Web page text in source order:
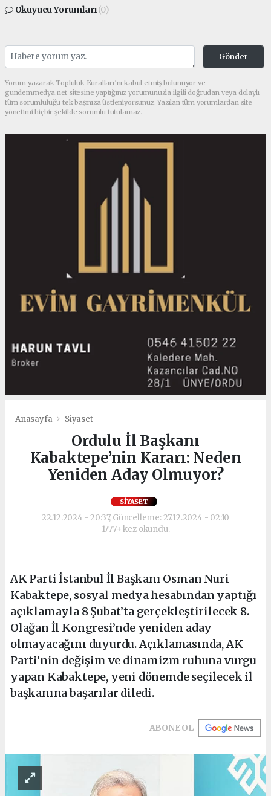
Okuyucu Yorumları(0)
Gönder
Yorum yazarak Topluluk Kuralları’nı kabul etmiş bulunuyor ve
gundemmedya.net sitesine yaptığınız yorumunuzla ilgili doğrudan veya dolaylı
tüm sorumluluğu tek başınıza üstleniyorsunuz. Yazılan tüm yorumlardan site
yönetimi hiçbir şekilde sorumlu tutulamaz.
Anasayfa Siyaset
Ordulu İl Başkanı
Kabaktepe’nin Kararı: Neden
Yeniden Aday Olmuyor?
SIYASET
22.12.2024 - 20:37, Güncelleme: 27.12.2024 - 02:10
1777+ kez okundu.
AK Parti İstanbul İl Başkanı Osman Nuri
Kabaktepe, sosyal medya hesabından yaptığı
açıklamayla 8 Şubat’ta gerçekleştirilecek 8.
Olağan İl Kongresi’nde yeniden aday
olmayacağını duyurdu. Açıklamasında, AK
Parti’nin değişim ve dinamizm ruhuna vurgu
yapan Kabaktepe, yeni dönemde seçilecek il
başkanına başarılar diledi.
ABONE OL